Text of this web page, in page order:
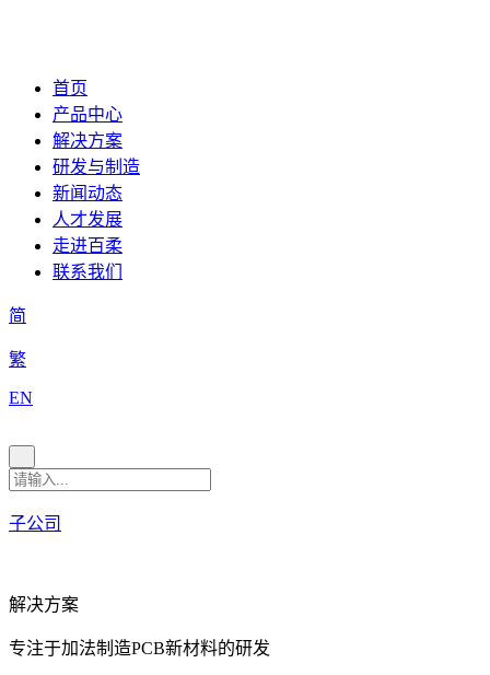
首页
产品中心
解决方案
研发与制造
新闻动态
人才发展
走进百柔
联系我们
简
繁
EN
子公司
解决方案
专注于加法制造PCB新材料的研发